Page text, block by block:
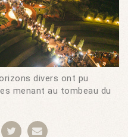
divers ont pu
menant au tombeau du